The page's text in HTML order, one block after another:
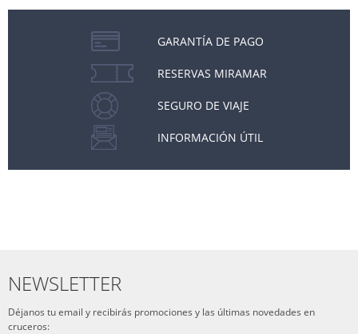
GARANTÍA DE PAGO
RESERVAS MIRAMAR
SEGURO DE VIAJE
INFORMACIÓN ÚTIL
NEWSLETTER
Déjanos tu email y recibirás promociones y las últimas novedades en
cruceros: